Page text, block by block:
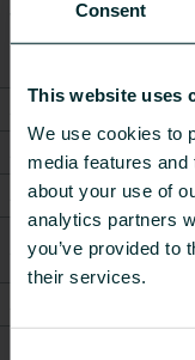
Consent
This website uses
We use cookies to
media features
about your use of
analytics partners
you’ve provided to
their services.
Varenummer
AZ500007524424N0
AZ500007524434N0
AZ500007524444N0
AZ500007524412N0